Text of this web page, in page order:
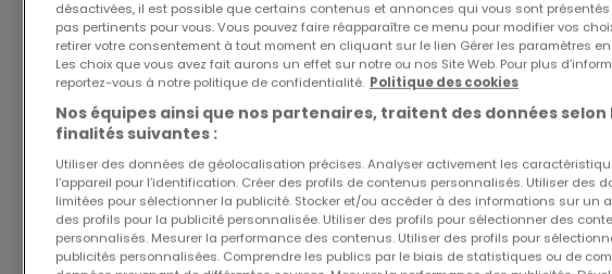
désactivées, il est possible que certains contenus et annonces qui vous sont
pas pertinents pour vous. Vous pouvez faire réapparaître ce menu pour modifier vos
retirer votre consentement à tout moment en cliquant sur le lien Gérer les paramètres
Les choix que vous avez fait aurons un effet sur notre ou nos Site Web. Pour plus
reportez-vous à notre politique de confidentialité. Politique des cookies
Nos équipes ainsi que nos partenaires, traitent des données selon
finalités suivantes :
Utiliser des données de géolocalisation précises. Analyser activement les
l’appareil pour l’identification. Créer des profils de contenus personnalisés. Utiliser des
limitées pour sélectionner la publicité. Stocker et/ou accéder à des informations sur un
des profils pour la publicité personnalisée. Utiliser des profils pour sélectionner des
personnalisés. Mesurer la performance des contenus. Utiliser des profils pour
publicités personnalisées. Comprendre les publics par le biais de statistiques ou de